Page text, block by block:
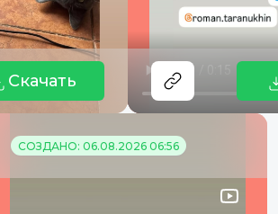
Скачать
СОЗДАНО: 06.08.2026 06:56